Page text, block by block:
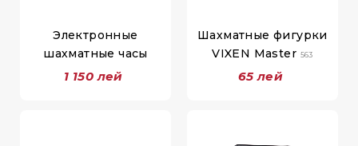
Электронные
шахматные часы
1 150 лей
Шахматные фигурки
VIXEN Master 563
65 лей